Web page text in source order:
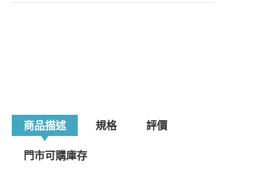
商品描述 規格 評價
門市可購庫存